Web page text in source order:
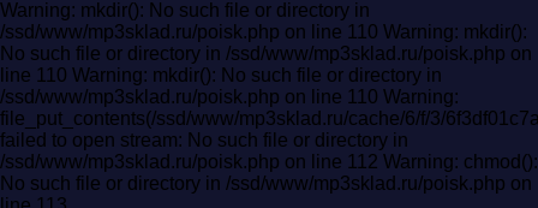
Warning: mkdir(): No such file or directory in
/ssd/www/mp3sklad.ru/poisk.php on line 110 Warning: mkdir():
No such file or directory in /ssd/www/mp3sklad.ru/poisk.php on
line 110 Warning: mkdir(): No such file or directory in
/ssd/www/mp3sklad.ru/poisk.php on line 110 Warning:
file_put_contents(/ssd/www/mp3sklad.ru/cache/6/f/3/
failed to open stream: No such file or directory in
/ssd/www/mp3sklad.ru/poisk.php on line 112 Warning: chmod():
No such file or directory in /ssd/www/mp3sklad.ru/poisk.php on